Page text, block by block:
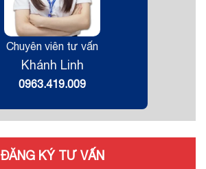
Chuyên viên tư vấn
Khánh Linh
0963.419.009
ĐĂNG KÝ TƯ VẤN